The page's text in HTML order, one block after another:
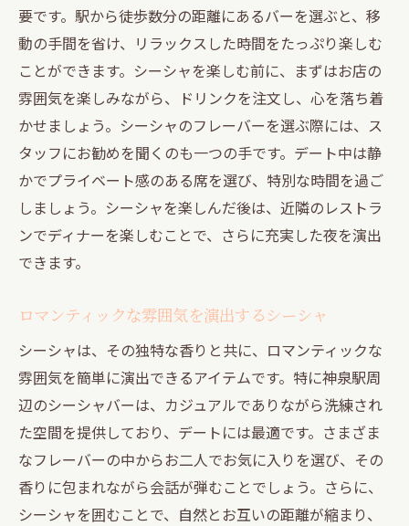
要です。駅から徒歩数分の距離にあるバーを選ぶと、移
動の手間を省け、リラックスした時間をたっぷり楽しむ
ことができます。シーシャを楽しむ前に、まずはお店の
雰囲気を楽しみながら、ドリンクを注文し、心を落ち着
かせましょう。シーシャのフレーバーを選ぶ際には、ス
タッフにお勧めを聞くのも一つの手です。デート中は静
かでプライベート感のある席を選び、特別な時間を過ご
しましょう。シーシャを楽しんだ後は、近隣のレストラ
ンでディナーを楽しむことで、さらに充実した夜を演出
できます。
ロマンティックな雰囲気を演出するシーシャ
シーシャは、その独特な香りと共に、ロマンティックな
雰囲気を簡単に演出できるアイテムです。特に神泉駅周
辺のシーシャバーは、カジュアルでありながら洗練され
た空間を提供しており、デートには最適です。さまざま
なフレーバーの中からお二人でお気に入りを選び、その
香りに包まれながら会話が弾むことでしょう。さらに、
シーシャを囲むことで、自然とお互いの距離が縮まり、